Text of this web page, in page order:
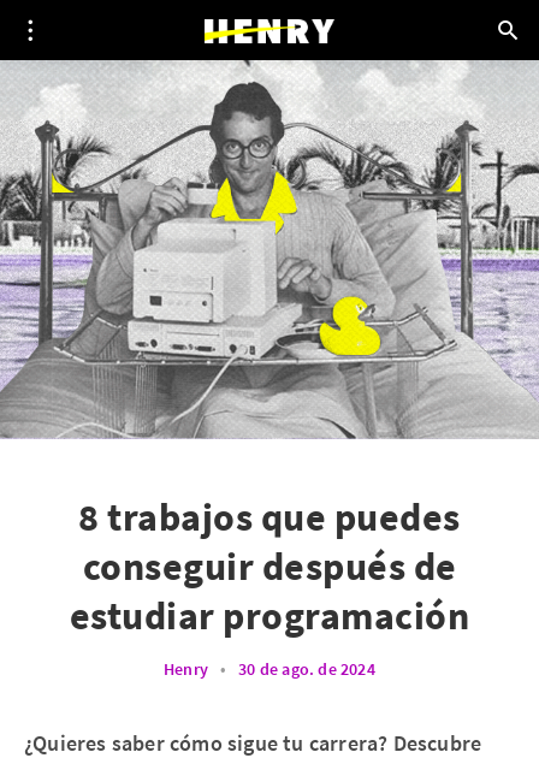
8 trabajos que puedes
conseguir después de
estudiar programación
Henry • 30 de ago. de 2024
¿Quieres saber cómo sigue tu carrera? Descubre